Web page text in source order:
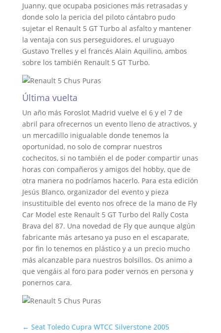
Juanny, que ocupaba posiciones más retrasadas y
donde solo la pericia del piloto cántabro pudo
sujetar el Renault 5 GT Turbo al asfalto y mantener
la ventaja con sus perseguidores, el uruguayo
Gustavo Trelles y el francés Alain Aquilino, ambos
sobre los también Renault 5 GT Turbo.
Última vuelta
Un año más Foroslot Madrid vuelve el 6 y el 7 de
abril para ofrecernos un evento lleno de atractivos, y
un mercadillo inigualable donde tenemos la
oportunidad, no solo de comprar nuestros
cochecitos, si no también el de poder compartir unas
horas con compañeros y amigos del hobby, que de
otra manera no podríamos hacerlo. Para esta edición
Jesús Blanco, organizador del evento y pieza
insustituible del evento nos ofrece de la mano de Fly
Car Model este Renault 5 GT Turbo del Rally Costa
Brava del 87. Una novedad de Fly que aunque algún
fabricante más artesano ya puso en el escaparate,
por fin lo tenemos en plástico y a un precio mucho
más alcanzable para nuestros bolsillos. Os animo a
que vengáis al foro para poder vernos en persona y
ponernos cara.
← Seat Toledo Cupra WTCC Silverstone 2005